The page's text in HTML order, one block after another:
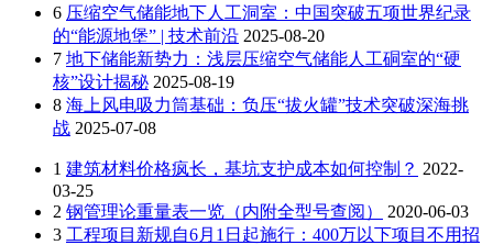
6 压缩空气储能地下人工洞室：中国突破五项世界纪录
的“能源地堡” | 技术前沿 2025-08-20
7 地下储能新势力：浅层压缩空气储能人工硐室的“硬
核”设计揭秘 2025-08-19
8 海上风电吸力筒基础：负压“拔火罐”技术突破深海挑
战 2025-07-08
1 建筑材料价格疯长，基坑支护成本如何控制？ 2022-
03-25
2 钢管理论重量表一览（内附全型号查阅）
2020-06-03
3 工程项目新规自6月1日起施行：400万以下项目不用招